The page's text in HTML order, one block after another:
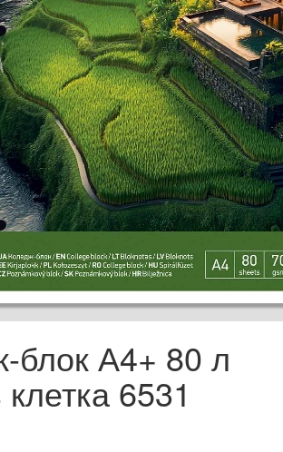
блок А4+ 80 л
6531